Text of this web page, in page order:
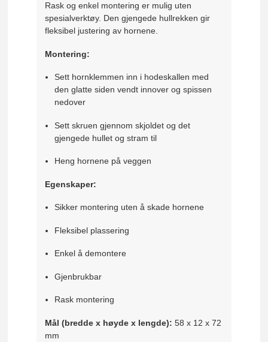
Rask og enkel montering er mulig uten
spesialverktøy. Den gjengede hullrekken gir
fleksibel justering av hornene.
Montering:
Sett hornklemmen inn i hodeskallen med
den glatte siden vendt innover og spissen
nedover
Sett skruen gjennom skjoldet og det
gjengede hullet og stram til
Heng hornene på veggen
Egenskaper:
Sikker montering uten å skade hornene
Fleksibel plassering
Enkel å demontere
Gjenbrukbar
Rask montering
Mål (bredde x høyde x lengde): 58 x 12 x 72
mm